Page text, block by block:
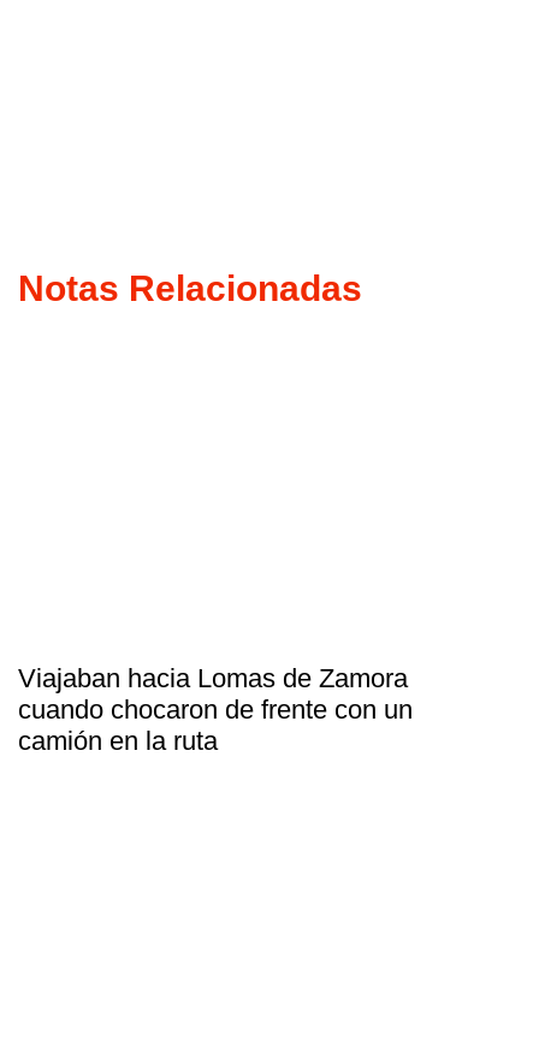
Notas Relacionadas
Viajaban hacia Lomas de Zamora
cuando chocaron de frente con un
camión en la ruta